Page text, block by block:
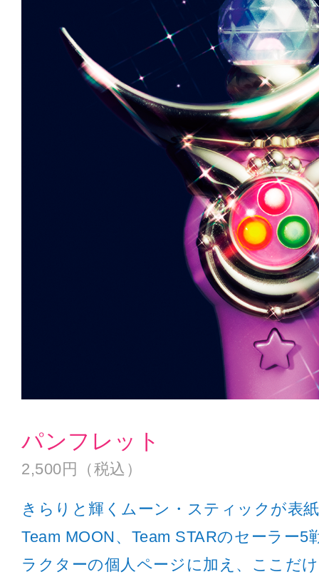
パンフレット
2,500円（税込）
きらりと輝くムーン・スティックが表
Team MOON、Team STARのセーラー
ラクターの個人ページに加え、ここだ